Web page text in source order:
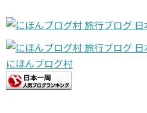
にほんブログ村